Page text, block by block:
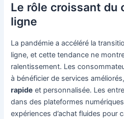
Le rôle croissant du
ligne
La pandémie a accéléré la
ligne, et cette tendance ne
ralentissement. Les
à bénéficier de services
rapide et personnalisée. Les
dans des plateformes
expériences d’achat fluides pour